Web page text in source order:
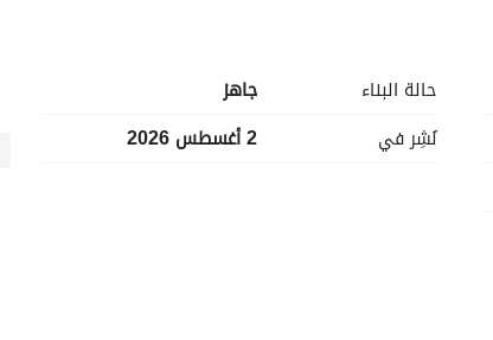
الجديدة بإطلالة مميزة ومبلغ أقساط متبقٍ محدود جدًا.
حالة البناء
جاهز
نُشِر في
2 أغسطس 2026